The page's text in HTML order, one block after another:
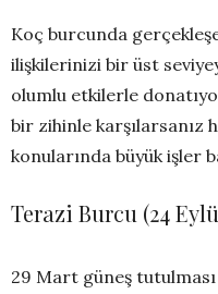
Koç burcunda
ilişkilerinizi bir üst
olumlu etkilerle
bir zihinle karşılarsanız
konularında büyük işler
Terazi Burcu (24
29 Mart güneş